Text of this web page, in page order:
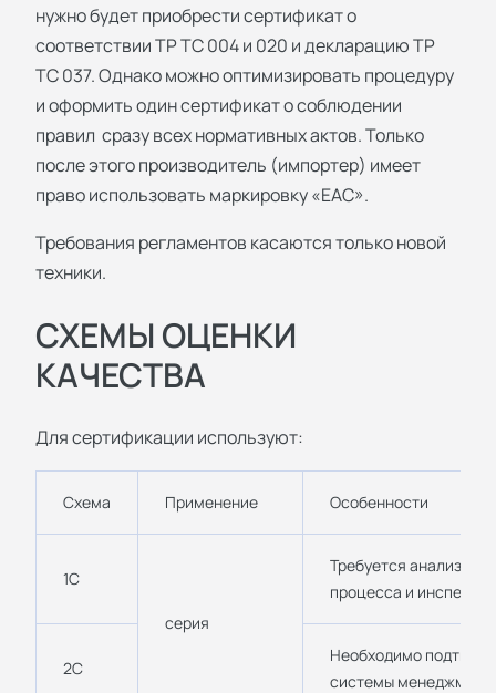
нужно будет приобрести сертификат о
соответствии ТР ТС 004 и 020 и декларацию ТР
ТС 037. Однако можно оптимизировать процедуру
и оформить один сертификат о соблюдении
правил сразу всех нормативных актов. Только
после этого производитель (импортер) имеет
право использовать маркировку «EAC».
Требования регламентов касаются только новой
техники.
СХЕМЫ ОЦЕНКИ
КАЧЕСТВА
Для сертификации используют:
Схема Применение Особенности
1С
серия
Требуется анализ
процесса и
2С
Необходимо
системы